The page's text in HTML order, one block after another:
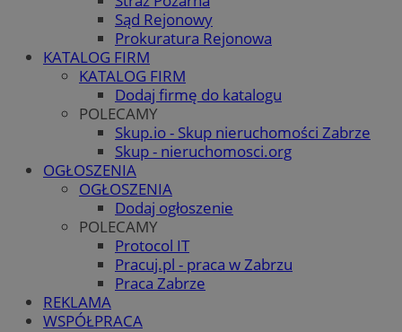
Sąd Rejonowy
Prokuratura Rejonowa
KATALOG FIRM
KATALOG FIRM
Dodaj firmę do katalogu
POLECAMY
Skup.io - Skup nieruchomości Zabrze
Skup - nieruchomosci.org
OGŁOSZENIA
OGŁOSZENIA
Dodaj ogłoszenie
POLECAMY
Protocol IT
Pracuj.pl - praca w Zabrzu
Praca Zabrze
REKLAMA
WSPÓŁPRACA